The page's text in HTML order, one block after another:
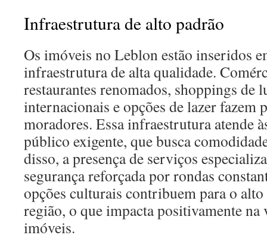
Infraestrutura de alto padrão
Os imóveis no Leblon estão inseridos
infraestrutura de alta qualidade.
restaurantes renomados, shoppings de
internacionais e opções de lazer fazem
moradores. Essa infraestrutura atende
público exigente, que busca
disso, a presença de serviços
segurança reforçada por rondas
opções culturais contribuem para o
região, o que impacta positivamente na
imóveis.